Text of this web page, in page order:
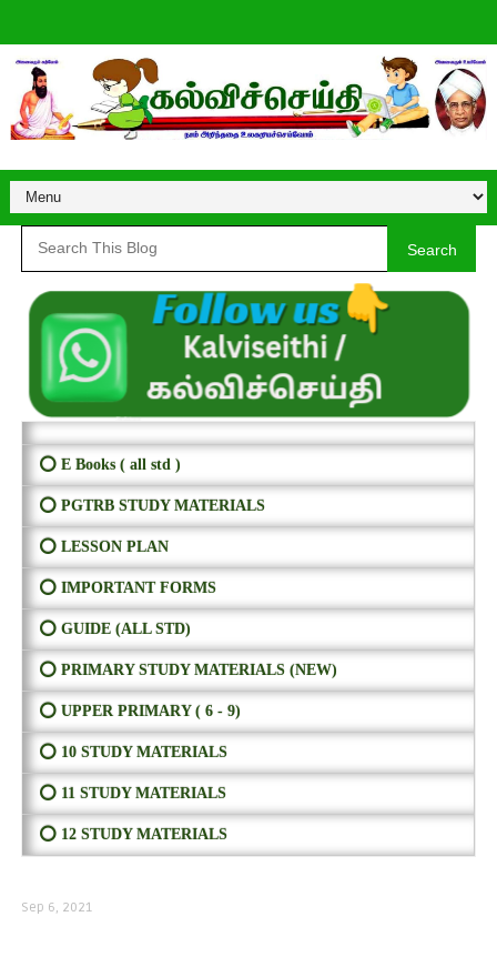
Search
⭕ E Books ( all std )
⭕ PGTRB STUDY MATERIALS
⭕ LESSON PLAN
⭕ IMPORTANT FORMS
⭕ GUIDE (ALL STD)
⭕ PRIMARY STUDY MATERIALS (NEW)
⭕ UPPER PRIMARY ( 6 - 9)
⭕ 10 STUDY MATERIALS
⭕ 11 STUDY MATERIALS
⭕ 12 STUDY MATERIALS
Sep 6, 2021